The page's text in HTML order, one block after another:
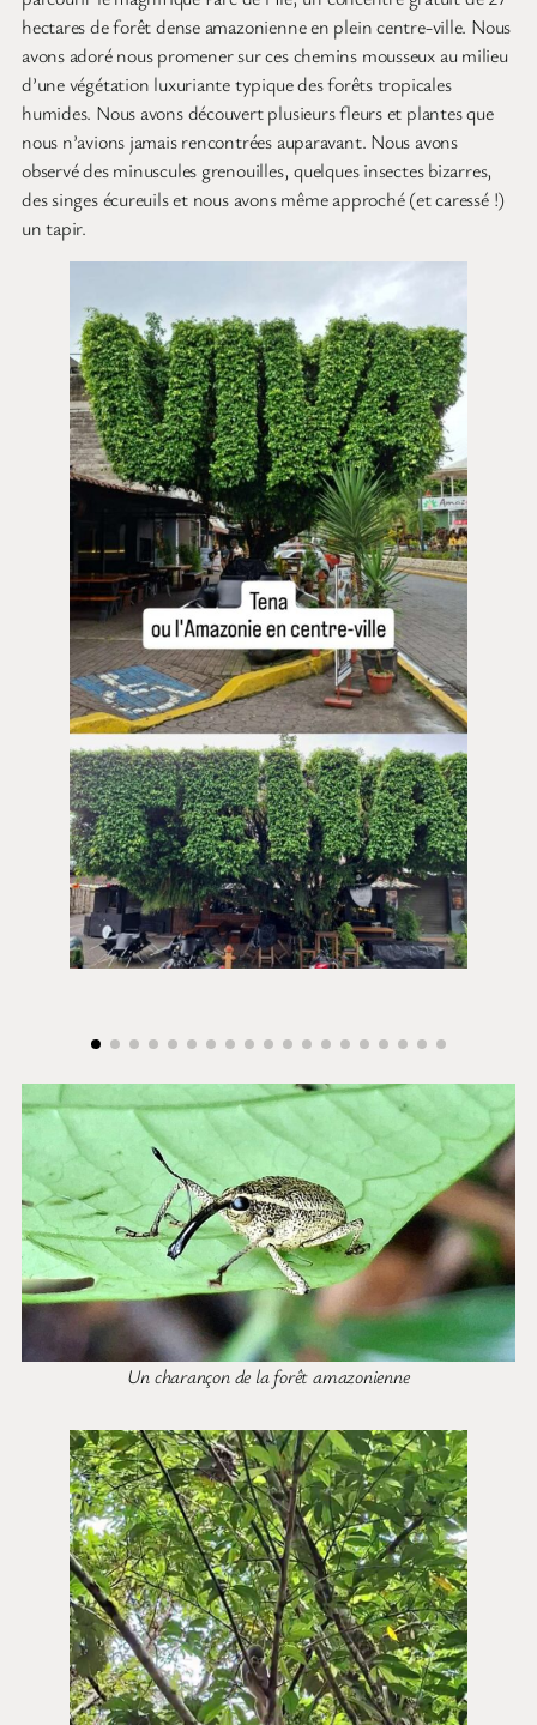
hectares de forêt dense amazonienne en plein centre-ville. Nous
avons adoré nous promener sur ces chemins mousseux au milieu
d’une végétation luxuriante typique des forêts tropicales
humides. Nous avons découvert plusieurs fleurs et plantes que
nous n’avions jamais rencontrées auparavant. Nous avons
observé des minuscules grenouilles, quelques insectes bizarres,
des singes écureuils et nous avons même approché (et caressé !)
un tapir.
Un charançon de la forêt amazonienne